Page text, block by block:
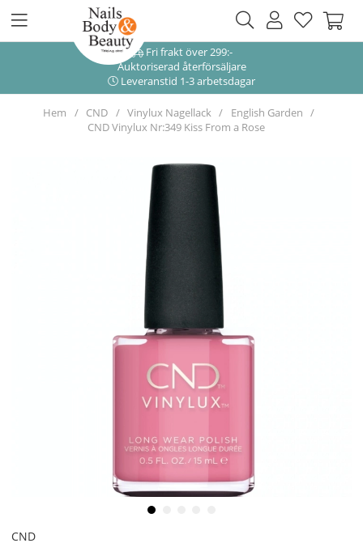
Fri frakt över 299:-
Auktoriserad återförsäljare
Leveranstid 1-3 arbetsdagar
Hem CND Vinylux Nagellack
English Garden
CND Vinylux Nr:349 Kiss From a Rose
CND